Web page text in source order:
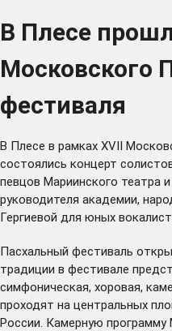
В Плесе
Московского
фестиваля
В Плесе в рамках XVII
состоялись концерт
певцов Мариинского театра
руководителя академии,
Гергиевой для юных
Пасхальный фестиваль
традиции в фестивале
симфоническая, хоровая,
проходят на центральных
России. Камерную программу